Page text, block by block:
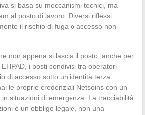
si basa su meccanismi tecnici, ma
al posto di lavoro. Diversi riflessi
il rischio di fuga o accesso non
non appena si lascia il posto, anche per
i posti condivisi tra operatori
di accesso sotto un’identità terza
le proprie credenziali Netsoins con un
situazioni di emergenza. La tracciabilità
è un obbligo legale, non una